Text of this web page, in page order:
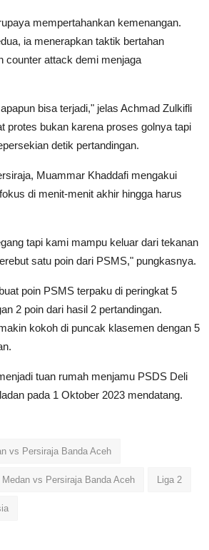
mempertahankan kemenangan.
ia menerapkan taktik bertahan
counter attack demi menjaga
bisa terjadi," jelas Achmad Zulkifli
protes bukan karena proses golnya tapi
detik pertandingan.
Muammar Khaddafi mengakui
di menit-menit akhir hingga harus
tapi kami mampu keluar dari tekanan
satu poin dari PSMS," pungkasnya.
poin PSMS terpaku di peringkat 5
2 poin dari hasil 2 pertandingan.
kokoh di puncak klasemen dengan 5
tuan rumah menjamu PSDS Deli
pada 1 Oktober 2023 mendatang.
vs Persiraja Banda Aceh
vs Persiraja Banda Aceh Liga 2